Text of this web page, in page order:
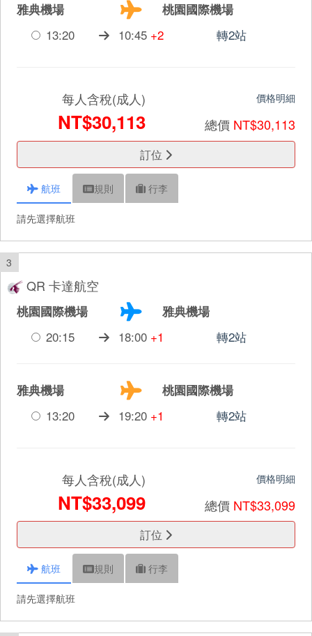
雅典機場
桃園國際機場
13:20
10:45 +2 轉2站
每人含稅(成人)
NT$30,113
價格明細
總價 NT$30,113
訂位
航班 規則 行李
請先選擇航班
3
QR 卡達航空
桃園國際機場
雅典機場
20:15
18:00 +1 轉2站
雅典機場
桃園國際機場
13:20
19:20 +1 轉2站
每人含稅(成人)
NT$33,099
價格明細
總價 NT$33,099
訂位
航班 規則 行李
請先選擇航班